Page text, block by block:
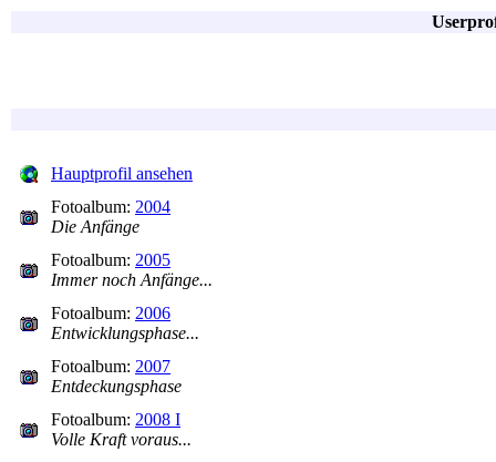
Hauptprofil ansehen
Fotoalbum: 2004
Die Anfänge
Fotoalbum: 2005
Immer noch Anfänge...
Fotoalbum: 2006
Entwicklungsphase...
Fotoalbum: 2007
Entdeckungsphase
Fotoalbum: 2008 I
Volle Kraft voraus...